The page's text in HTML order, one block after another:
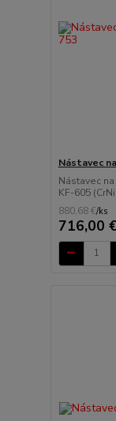
Nástavec
Nástavec
KF-605
880,68 €/ks
716,00 €